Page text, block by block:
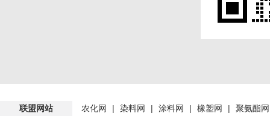
联盟网站 农化网 | 染料网 | 涂料网 | 橡塑网 | 聚氨酯网